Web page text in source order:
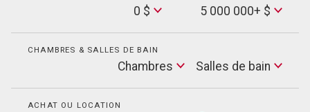
0 $
Max
Price
5 000 000+ $
CHAMBRES & SALLES DE BAIN
Chambres
Salles
de
Salles de bain
ACHAT OU LOCATION